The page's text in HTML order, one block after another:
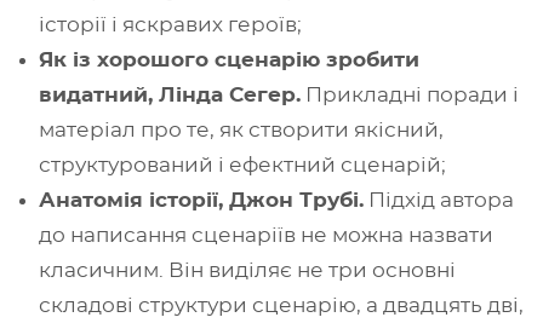
історії і яскравих героїв;
Як із хорошого сценарію зробити
видатний, Лінда Сегер. Прикладні поради і
матеріал про те, як створити якісний,
структурований і ефектний сценарій;
Анатомія історії, Джон Трубі. Підхід автора
до написання сценаріїв не можна назвати
класичним. Він виділяє не три основні
складові структури сценарію, а двадцять дві,